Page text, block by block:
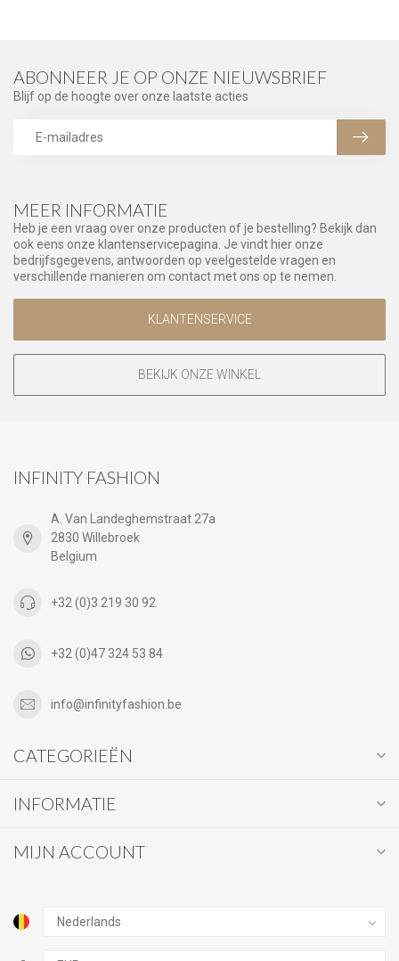
MEER INFORMATIE
Heb je een vraag over onze producten of je bestelling? Bekijk dan
ook eens onze klantenservicepagina. Je vindt hier onze
bedrijfsgegevens, antwoorden op veelgestelde vragen en
verschillende manieren om contact met ons op te nemen.
KLANTENSERVICE
BEKIJK ONZE WINKEL
ABONNEER JE OP ONZE NIEUWSBRIEF
Blijf op de hoogte over onze laatste acties
INFINITY FASHION
A. Van Landeghemstraat 27a
2830 Willebroek
Belgium
+32 (0)3 219 30 92
+32 (0)47 324 53 84
info@infinityfashion.be
CATEGORIEËN
INFORMATIE
MIJN ACCOUNT